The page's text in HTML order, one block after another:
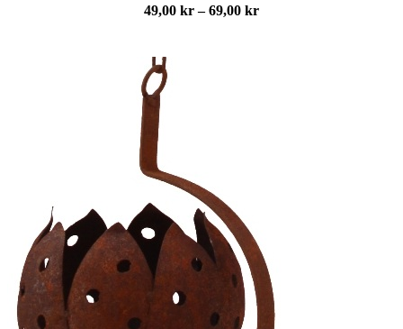
49,00 kr – 69,00 krPrisintervall: